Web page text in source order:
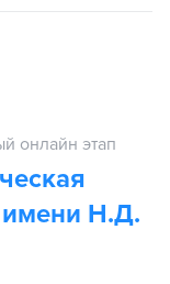
онлайн этап
Н.Д.